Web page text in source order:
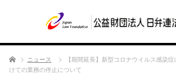
ホーム ニュース
【期間延長】新型コロナウイルス感染
けての業務の停止について